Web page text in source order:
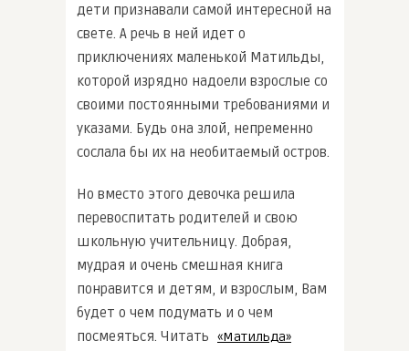
дети признавали самой интересной на
свете. А речь в ней идет о
приключениях маленькой Матильды,
которой изрядно надоели взрослые со
своими постоянными требованиями и
указами. Будь она злой, непременно
сослала бы их на необитаемый остров.
Но вместо этого девочка решила
перевоспитать родителей и свою
школьную учительницу. Добрая,
мудрая и очень смешная книга
понравится и детям, и взрослым, Вам
будет о чем подумать и о чем
посмеяться. Читать «Матильда»